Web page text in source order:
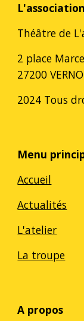
L'association
Théâtre de
2 place
27200
2024 Tous
Menu
Accueil
Actualités
L'atelier
La troupe
A propos